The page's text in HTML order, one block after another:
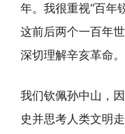
年。我很重视“百年
这前后两个一百年
深切理解辛亥革命。
我们钦佩孙中山，
史并思考人类文明